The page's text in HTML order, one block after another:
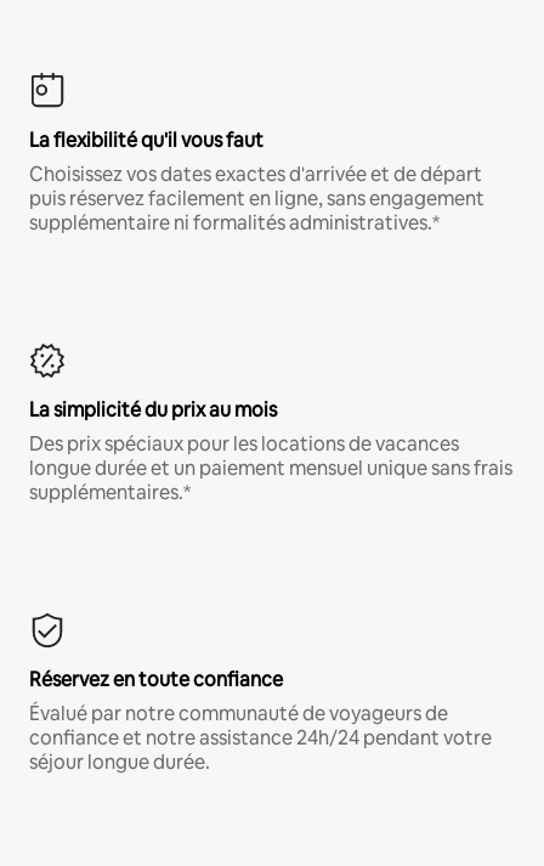
La flexibilité qu'il vous faut
Choisissez vos dates exactes d'arrivée et de départ
puis réservez facilement en ligne, sans engagement
supplémentaire ni formalités administratives.*
La simplicité du prix au mois
Des prix spéciaux pour les locations de vacances
longue durée et un paiement mensuel unique sans frais
supplémentaires.*
Réservez en toute confiance
Évalué par notre communauté de voyageurs de
confiance et notre assistance 24h/24 pendant votre
séjour longue durée.